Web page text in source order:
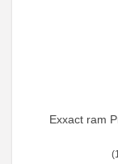
Exxact ram